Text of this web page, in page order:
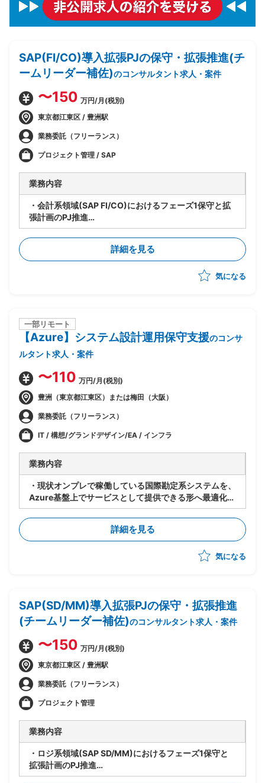
SAP(FI/CO)導入拡張PJの保守・拡張推進(チ
ームリーダー補佐)のコンサルタント求人・案件
〜150 万円/月(税別)
東京都江東区 / 豊洲駅
業務委託（フリーランス）
プロジェクト管理 / SAP
業務内容
・会計系領域(SAP FI/CO)におけるフェーズ1保守と拡
張計画のPJ推進
・要員管理、進捗管理、タスク管理を担当
・設計レビューの実施
・関係者調整(エンドユーザ・ベンダー・オフショア開
発メンバ間)
・ベンダー統制及びチームコミュニケーションの推進
詳細を見る
気になる
一部リモート
【Azure】システム設計運用保守支援のコンサ
ルタント求人・案件
〜110 万円/月(税別)
豊洲（東京都江東区）または梅田（大阪）
業務委託（フリーランス）
IT / 構想/グランドデザイン/EA / インフラ
業務内容
・現状オンプレで稼働している国際勘定系システムを、
Azure基盤上でサービスとして提供できる形へ最適化す
るPJ
・既存アーキテクチャ(Windows Server等)は維持しつ
つ、Azure基盤への移行・SaaS化を推進
・企画構想フェーズは完了済み、今後設計フェーズの予
作成・サービス設計を受けて、Azureでのシステム設計
~運用設計を実施
・サービス運用形態・リリース方式の検討、それらのド
キュメント化への落とし込みを担当
・アプリケーションチームとインフラチームの橋渡し役
として、インフラ標準化の方向性を協議・策定
・設計フェーズから参画し、そのまま運用・保守まで担
当予定(上流担当が抜けた後も長期的に残る前提)
詳細を見る
気になる
SAP(SD/MM)導入拡張PJの保守・拡張推進
(チームリーダー補佐)のコンサルタント求人・案件
〜150 万円/月(税別)
東京都江東区 / 豊洲駅
業務委託（フリーランス）
プロジェクト管理
業務内容
・ロジ系領域(SAP SD/MM)におけるフェーズ1保守と
拡張計画のPJ推進
・要員管理、進捗管理、タスク管理を担当